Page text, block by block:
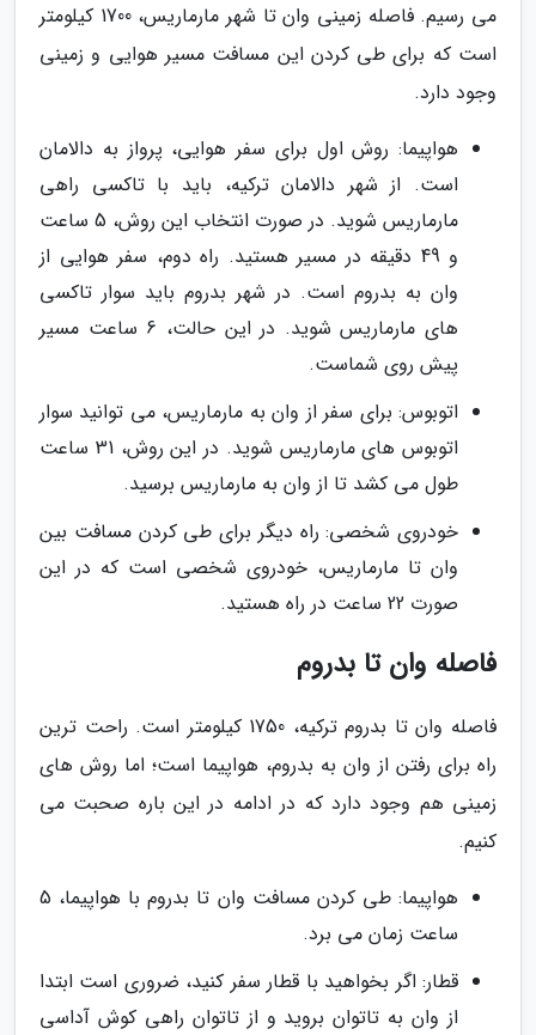
می رسیم. فاصله زمینی وان تا شهر مارماریس، 1700 کیلومتر
است که برای طی کردن این مسافت مسیر هوایی و زمینی
وجود دارد.
هواپیما: روش اول برای سفر هوایی، پرواز به دالامان
است. از شهر دالامان ترکیه، باید با تاکسی راهی
مارماریس شوید. در صورت انتخاب این روش، 5 ساعت
و 49 دقیقه در مسیر هستید. راه دوم، سفر هوایی از
وان به بدروم است. در شهر بدروم باید سوار تاکسی
های مارماریس شوید. در این حالت، 6 ساعت مسیر
پیش روی شماست.
اتوبوس: برای سفر از وان به مارماریس، می توانید سوار
اتوبوس های مارماریس شوید. در این روش، 31 ساعت
طول می کشد تا از وان به مارماریس برسید.
خودروی شخصی: راه دیگر برای طی کردن مسافت بین
وان تا مارماریس، خودروی شخصی است که در این
صورت 22 ساعت در راه هستید.
فاصله وان تا بدروم
فاصله وان تا بدروم ترکیه، 1750 کیلومتر است. راحت ترین
راه برای رفتن از وان به بدروم، هواپیما است؛ اما روش های
زمینی هم وجود دارد که در ادامه در این باره صحبت می
کنیم.
هواپیما: طی کردن مسافت وان تا بدروم با هواپیما، 5
ساعت زمان می برد.
قطار: اگر بخواهید با قطار سفر کنید، ضروری است ابتدا
از وان به تاتوان بروید و از تاتوان راهی کوش آداسی